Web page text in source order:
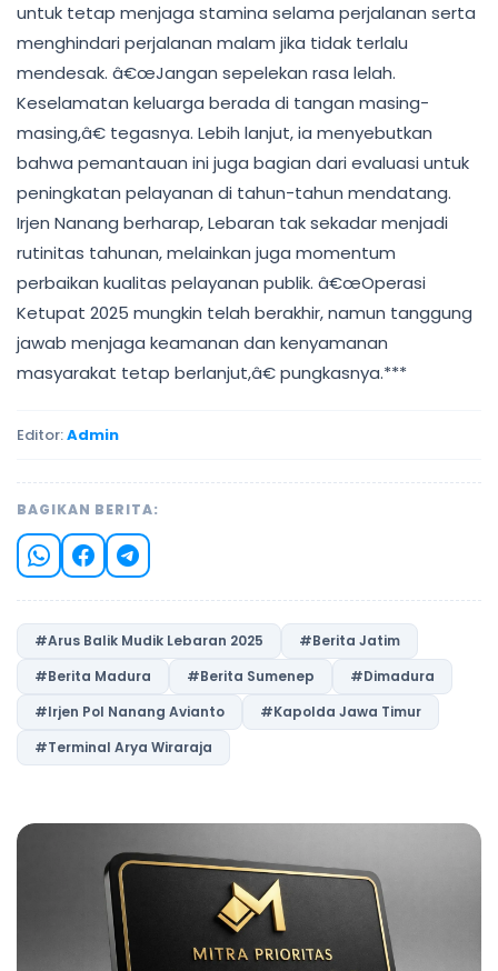
untuk tetap menjaga stamina selama perjalanan serta
menghindari perjalanan malam jika tidak terlalu
mendesak. â€œJangan sepelekan rasa lelah.
Keselamatan keluarga berada di tangan masing-
masing,â€ tegasnya. Lebih lanjut, ia menyebutkan
bahwa pemantauan ini juga bagian dari evaluasi untuk
peningkatan pelayanan di tahun-tahun mendatang.
Irjen Nanang berharap, Lebaran tak sekadar menjadi
rutinitas tahunan, melainkan juga momentum
perbaikan kualitas pelayanan publik. â€œOperasi
Ketupat 2025 mungkin telah berakhir, namun tanggung
jawab menjaga keamanan dan kenyamanan
masyarakat tetap berlanjut,â€ pungkasnya.***
Editor:Admin
BAGIKAN BERITA:
#Arus Balik Mudik Lebaran 2025
#Berita Jatim
#Berita Madura
#Berita Sumenep
#Dimadura
#Irjen Pol Nanang Avianto
#Kapolda Jawa Timur
#Terminal Arya Wiraraja